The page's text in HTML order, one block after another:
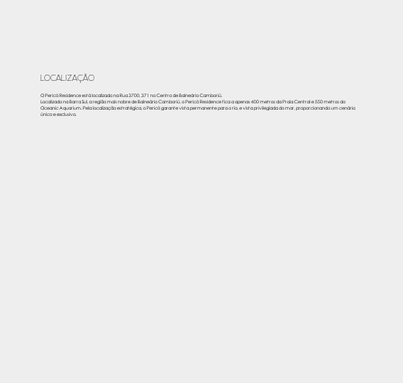
LOCALIZAÇÃO
O Pericó Residence está localizado na Rua 3700, 371 no Centro de Balneário Camboriú.
Localizado na Barra Sul, a região mais nobre de Balneário Camboriú, o Pericó Residence fica a apenas 400 metros da Praia Central e 550 metros do
Oceanic Aquarium. Pela localização estratégica, o Pericó garante vista permanente para o rio, e vista privilegiada do mar, proporcionando um cenário
único e exclusivo.